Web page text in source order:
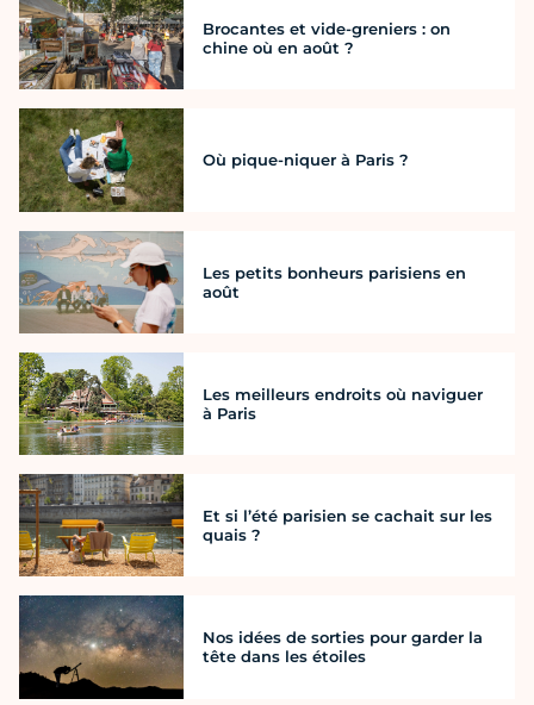
Brocantes et vide-greniers : on
chine où en août ?
Où pique-niquer à Paris ?
Les petits bonheurs parisiens en
août
Les meilleurs endroits où naviguer
à Paris
Et si l’été parisien se cachait sur les
quais ?
Nos idées de sorties pour garder la
tête dans les étoiles